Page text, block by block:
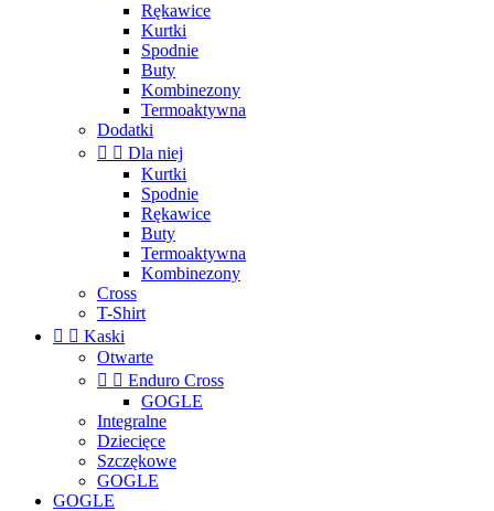
Rękawice
Kurtki
Spodnie
Buty
Kombinezony
Termoaktywna
Dodatki
  Dla niej
Kurtki
Spodnie
Rękawice
Buty
Termoaktywna
Kombinezony
Cross
T-Shirt
  Kaski
Otwarte
  Enduro Cross
GOGLE
Integralne
Dziecięce
Szczękowe
GOGLE
GOGLE